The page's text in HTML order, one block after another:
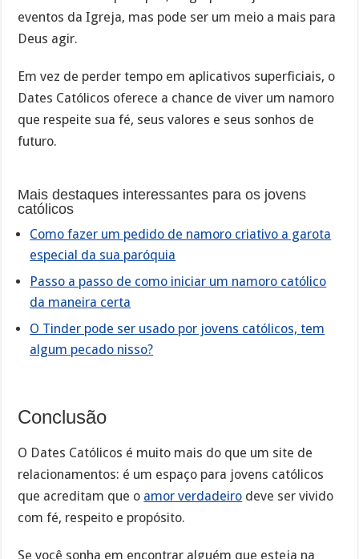
eventos da Igreja, mas pode ser um meio a mais para
Deus agir.
Em vez de perder tempo em aplicativos superficiais, o
Dates Católicos oferece a chance de viver um namoro
que respeite sua fé, seus valores e seus sonhos de
futuro.
Mais destaques interessantes para os jovens
católicos
Como fazer um pedido de namoro criativo a garota
especial da sua paróquia
Passo a passo de como iniciar um namoro católico
da maneira certa
O Tinder pode ser usado por jovens católicos, tem
algum pecado nisso?
Conclusão
O Dates Católicos é muito mais do que um site de
relacionamentos: é um espaço para jovens católicos
que acreditam que o amor verdadeiro deve ser vivido
com fé, respeito e propósito.
Se você sonha em encontrar alguém que esteja na